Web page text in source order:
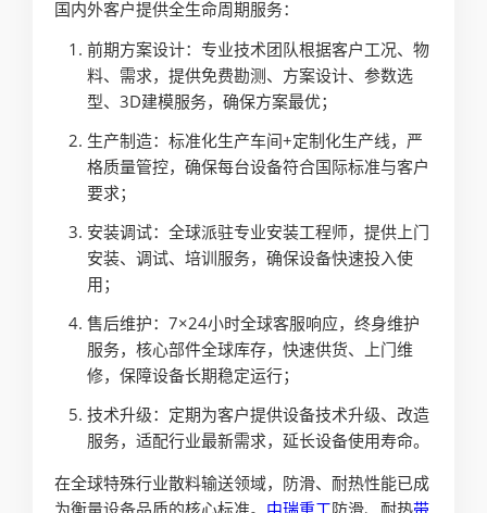
国内外客户提供全生命周期服务：
前期方案设计：专业技术团队根据客户工况、物
料、需求，提供免费勘测、方案设计、参数选
型、3D建模服务，确保方案最优；
生产制造：标准化生产车间+定制化生产线，严
格质量管控，确保每台设备符合国际标准与客户
要求；
安装调试：全球派驻专业安装工程师，提供上门
安装、调试、培训服务，确保设备快速投入使
用；
售后维护：7×24小时全球客服响应，终身维护
服务，核心部件全球库存，快速供货、上门维
修，保障设备长期稳定运行；
技术升级：定期为客户提供设备技术升级、改造
服务，适配行业最新需求，延长设备使用寿命。
在全球特殊行业散料输送领域，防滑、耐热性能已成